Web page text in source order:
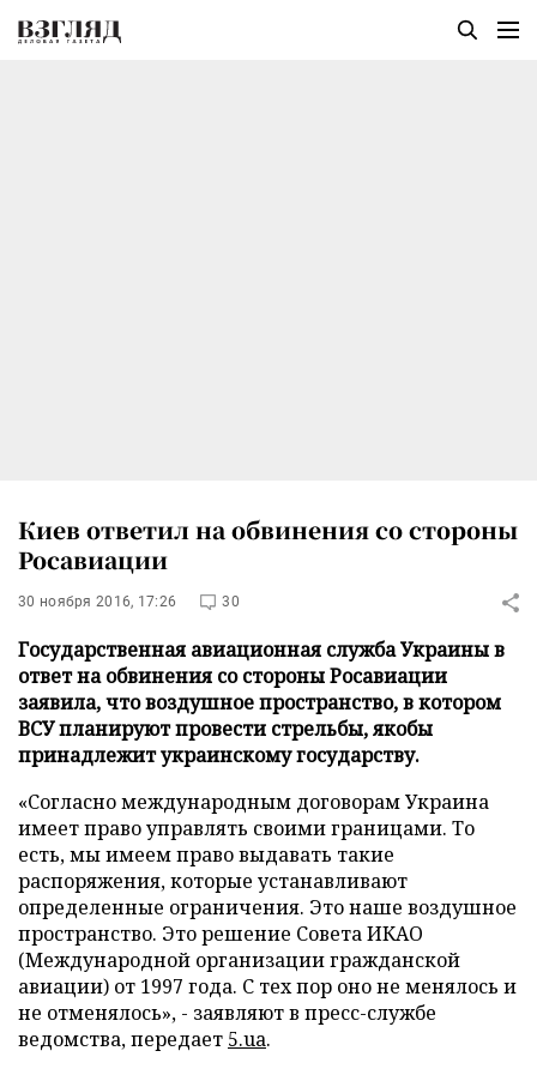
Киев ответил на обвинения со стороны
Росавиации
30 ноября 2016, 17:26 30
Государственная авиационная служба Украины в
ответ на обвинения со стороны Росавиации
заявила, что воздушное пространство, в котором
ВСУ планируют провести стрельбы, якобы
принадлежит украинскому государству.
«Согласно международным договорам Украина
имеет право управлять своими границами. То
есть, мы имеем право выдавать такие
распоряжения, которые устанавливают
определенные ограничения. Это наше воздушное
пространство. Это решение Совета ИКАО
(Международной организации гражданской
авиации) от 1997 года. С тех пор оно не менялось и
не отменялось», - заявляют в пресс-службе
ведомства, передает 5.ua.